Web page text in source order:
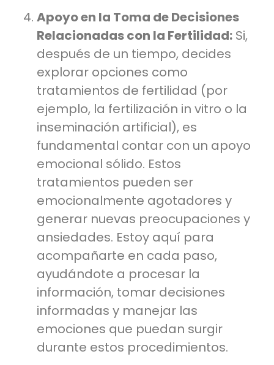
Apoyo en la Toma de Decisiones
Relacionadas con la Fertilidad: Si,
después de un tiempo, decides
explorar opciones como
tratamientos de fertilidad (por
ejemplo, la fertilización in vitro o la
inseminación artificial), es
fundamental contar con un apoyo
emocional sólido. Estos
tratamientos pueden ser
emocionalmente agotadores y
generar nuevas preocupaciones y
ansiedades. Estoy aquí para
acompañarte en cada paso,
ayudándote a procesar la
información, tomar decisiones
informadas y manejar las
emociones que puedan surgir
durante estos procedimientos.